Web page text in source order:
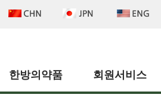
한방의약품 회원서비스